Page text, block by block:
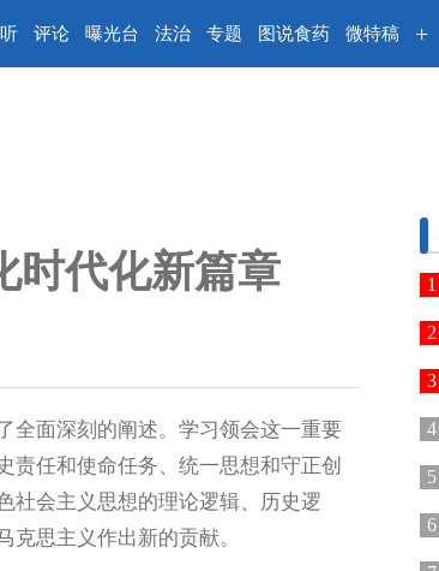
评论 曝光台 法治 专题 图说食药 微特稿 +
时代化新篇章
面深刻的阐述。学习领会这一重要
责任和使命任务、统一思想和守正创
社会主义思想的理论逻辑、历史逻
思主义作出新的贡献。